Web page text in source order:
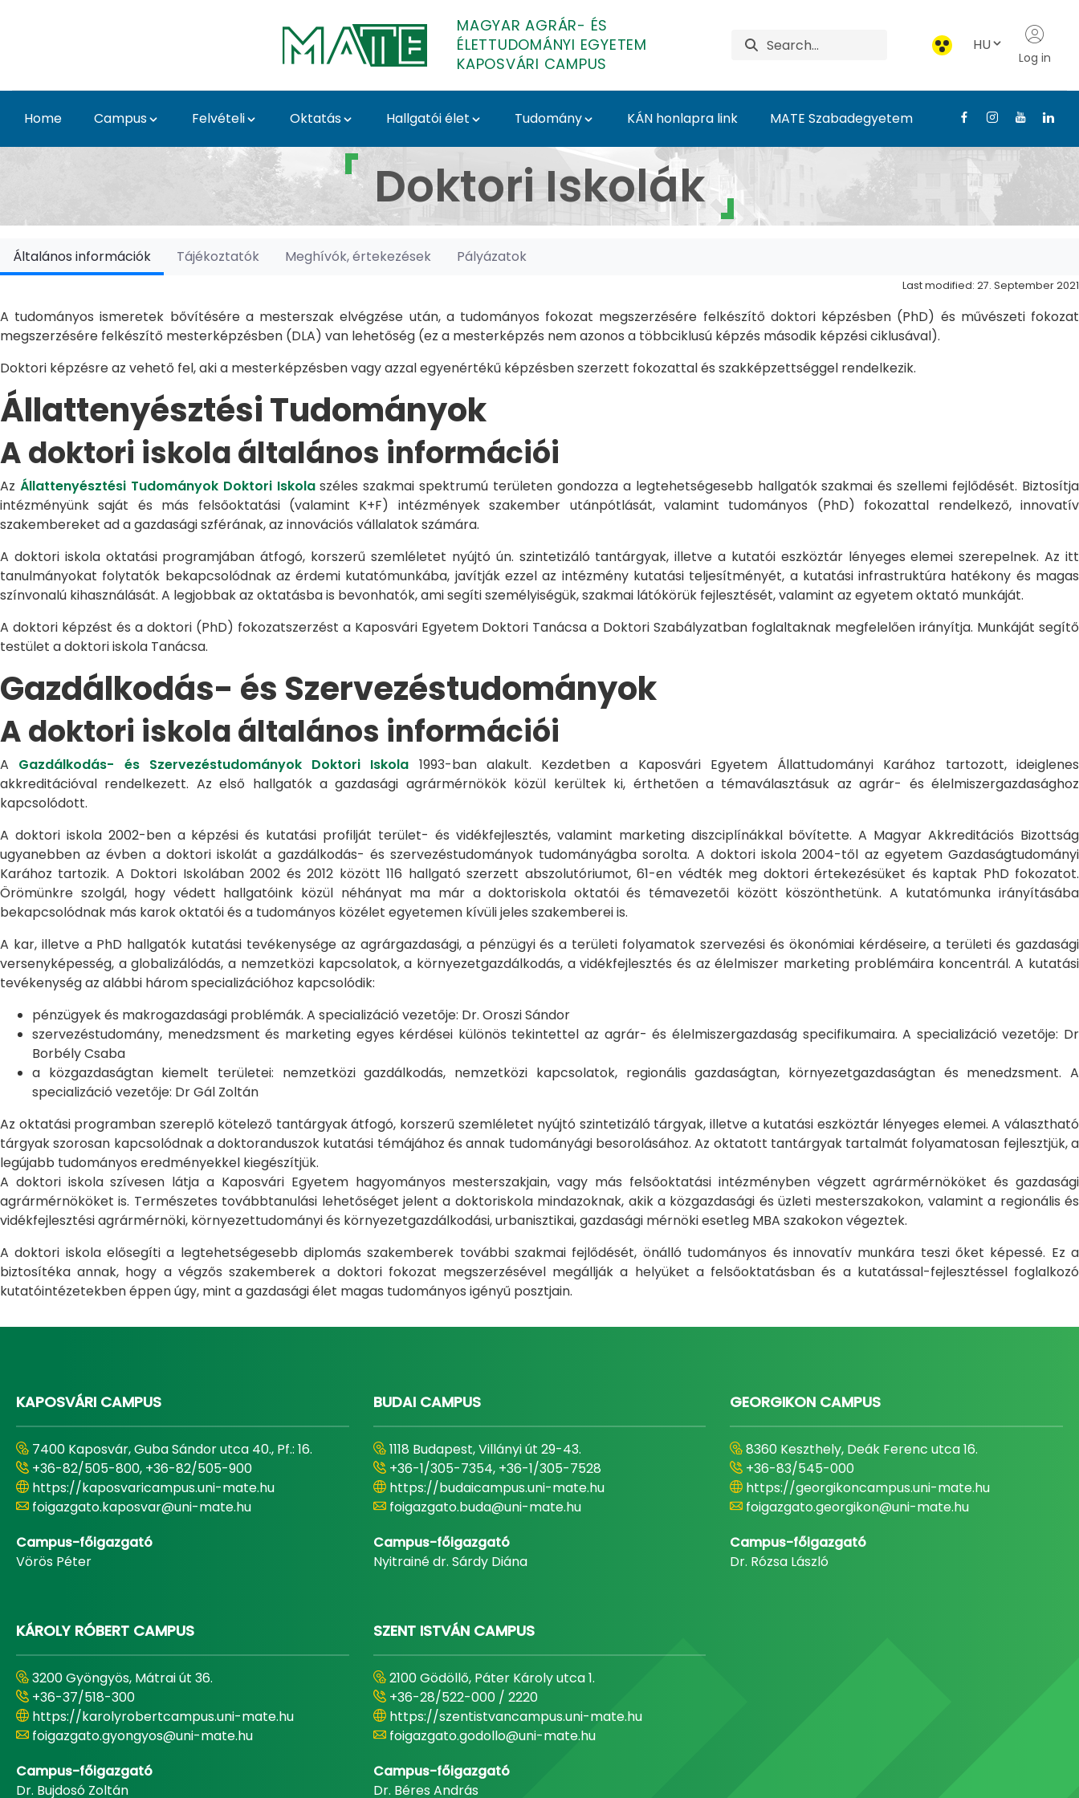
MAGYAR AGRÁR- ÉS
ÉLETTUDOMÁNYI EGYETEM
KAPOSVÁRI CAMPUS
HU
Log in
Home Campus Felvételi Oktatás Hallgatói élet Tudomány KÁN honlapra link MATE Szabadegyetem
Doktori Iskolák - Kaposvári Campus
Doktori Iskolák
Általános információk Tájékoztatók Meghívók, értekezések Pályázatok
Last modified: 27. September 2021
A tudományos ismeretek bővítésére a mesterszak elvégzése után, a tudományos fokozat megszerzésére felkészítő doktori képzésben (PhD) és művészeti fokozat
megszerzésére felkészítő mesterképzésben (DLA) van lehetőség (ez a mesterképzés nem azonos a többciklusú képzés második képzési ciklusával).
Doktori képzésre az vehető fel, aki a mesterképzésben vagy azzal egyenértékű képzésben szerzett fokozattal és szakképzettséggel rendelkezik.
Állattenyésztési Tudományok
A doktori iskola általános információi
Az Állattenyésztési Tudományok Doktori Iskolaszéles szakmai spektrumú területen gondozza a legtehetségesebb hallgatók szakmai és szellemi fejlődését. Biztosítja
intézményünk saját és más felsőoktatási (valamint K+F) intézmények szakember utánpótlását, valamint tudományos (PhD) fokozattal rendelkező, innovatív
szakembereket ad a gazdasági szférának, az innovációs vállalatok számára.
A doktori iskola oktatási programjában átfogó, korszerű szemléletet nyújtó ún. szintetizáló tantárgyak, illetve a kutatói eszköztár lényeges elemei szerepelnek. Az itt
tanulmányokat folytatók bekapcsolódnak az érdemi kutatómunkába, javítják ezzel az intézmény kutatási teljesítményét, a kutatási infrastruktúra hatékony és magas
színvonalú kihasználását. A legjobbak az oktatásba is bevonhatók, ami segíti személyiségük, szakmai látókörük fejlesztését, valamint az egyetem oktató munkáját.
A doktori képzést és a doktori (PhD) fokozatszerzést a Kaposvári Egyetem Doktori Tanácsa a Doktori Szabályzatban foglaltaknak megfelelően irányítja. Munkáját segítő
testület a doktori iskola Tanácsa.
Gazdálkodás- és Szervezéstudományok
A doktori iskola általános információi
A Gazdálkodás- és Szervezéstudományok Doktori Iskola 1993-ban alakult. Kezdetben a Kaposvári Egyetem Állattudományi Karához tartozott, ideiglenes
akkreditációval rendelkezett. Az első hallgatók a gazdasági agrármérnökök közül kerültek ki, érthetően a témaválasztásuk az agrár- és élelmiszergazdasághoz
kapcsolódott.
A doktori iskola 2002-ben a képzési és kutatási profilját terület- és vidékfejlesztés, valamint marketing diszciplínákkal bővítette. A Magyar Akkreditációs Bizottság
ugyanebben az évben a doktori iskolát a gazdálkodás- és szervezéstudományok tudományágba sorolta. A doktori iskola 2004-től az egyetem Gazdaságtudományi
Karához tartozik. A Doktori Iskolában 2002 és 2012 között 116 hallgató szerzett abszolutóriumot, 61-en védték meg doktori értekezésüket és kaptak PhD fokozatot.
Örömünkre szolgál, hogy védett hallgatóink közül néhányat ma már a doktoriskola oktatói és témavezetői között köszönthetünk. A kutatómunka irányításába
bekapcsolódnak más karok oktatói és a tudományos közélet egyetemen kívüli jeles szakemberei is.
A kar, illetve a PhD hallgatók kutatási tevékenysége az agrárgazdasági, a pénzügyi és a területi folyamatok szervezési és ökonómiai kérdéseire, a területi és gazdasági
versenyképesség, a globalizálódás, a nemzetközi kapcsolatok, a környezetgazdálkodás, a vidékfejlesztés és az élelmiszer marketing problémáira koncentrál. A kutatási
tevékenység az alábbi három specializációhoz kapcsolódik:
pénzügyek és makrogazdasági problémák. A specializáció vezetője: Dr. Oroszi Sándor
szervezéstudomány, menedzsment és marketing egyes kérdései különös tekintettel az agrár- és élelmiszergazdaság specifikumaira. A specializáció vezetője: Dr
Borbély Csaba
a közgazdaságtan kiemelt területei: nemzetközi gazdálkodás, nemzetközi kapcsolatok, regionális gazdaságtan, környezetgazdaságtan és menedzsment. A
specializáció vezetője: Dr Gál Zoltán
Az oktatási programban szereplő kötelező tantárgyak átfogó, korszerű szemléletet nyújtó szintetizáló tárgyak, illetve a kutatási eszköztár lényeges elemei. A választható
tárgyak szorosan kapcsolódnak a doktoranduszok kutatási témájához és annak tudományági besorolásához. Az oktatott tantárgyak tartalmát folyamatosan fejlesztjük, a
legújabb tudományos eredményekkel kiegészítjük.
A doktori iskola szívesen látja a Kaposvári Egyetem hagyományos mesterszakjain, vagy más felsőoktatási intézményben végzett agrármérnököket és gazdasági
agrármérnököket is. Természetes továbbtanulási lehetőséget jelent a doktoriskola mindazoknak, akik a közgazdasági és üzleti mesterszakokon, valamint a regionális és
vidékfejlesztési agrármérnöki, környezettudományi és környezetgazdálkodási, urbanisztikai, gazdasági mérnöki esetleg MBA szakokon végeztek.
A doktori iskola elősegíti a legtehetségesebb diplomás szakemberek további szakmai fejlődését, önálló tudományos és innovatív munkára teszi őket képessé. Ez a
biztosítéka annak, hogy a végzős szakemberek a doktori fokozat megszerzésével megállják a helyüket a felsőoktatásban és a kutatással-fejlesztéssel foglalkozó
kutatóintézetekben éppen úgy, mint a gazdasági élet magas tudományos igényű posztjain.
KAPOSVÁRI CAMPUS
7400 Kaposvár, Guba Sándor utca 40., Pf.: 16.
+36-82/505-800, +36-82/505-900
https://kaposvaricampus.uni-mate.hu
foigazgato.kaposvar@uni-mate.hu
Campus-főigazgató
Vörös Péter
BUDAI CAMPUS
1118 Budapest, Villányi út 29-43.
+36-1/305-7354, +36-1/305-7528
https://budaicampus.uni-mate.hu
foigazgato.buda@uni-mate.hu
Campus-főigazgató
Nyitrainé dr. Sárdy Diána
GEORGIKON CAMPUS
8360 Keszthely, Deák Ferenc utca 16.
+36-83/545-000
https://georgikoncampus.uni-mate.hu
foigazgato.georgikon@uni-mate.hu
Campus-főigazgató
Dr. Rózsa László
KÁROLY RÓBERT CAMPUS
3200 Gyöngyös, Mátrai út 36.
+36-37/518-300
https://karolyrobertcampus.uni-mate.hu
foigazgato.gyongyos@uni-mate.hu
Campus-főigazgató
Dr. Bujdosó Zoltán
SZENT ISTVÁN CAMPUS
2100 Gödöllő, Páter Károly utca 1.
+36-28/522-000 / 2220
https://szentistvancampus.uni-mate.hu
foigazgato.godollo@uni-mate.hu
Campus-főigazgató
Dr. Béres András